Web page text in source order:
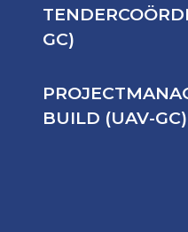
GC)
BUILD (UAV-GC)